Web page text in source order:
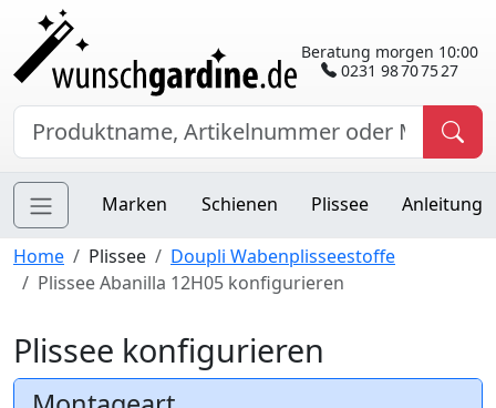
Beratung morgen 10:00
0231 98 70 75 27
Marken Schienen Plissee Anleitung
Home Plissee
Doupli Wabenplisseestoffe
Plissee Abanilla 12H05 konfigurieren
Plissee konfigurieren